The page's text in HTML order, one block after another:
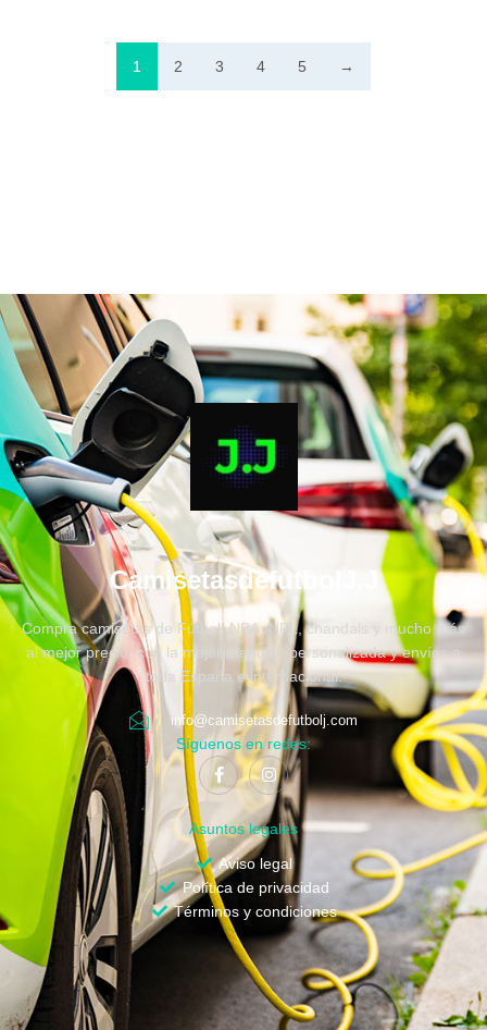
1 2 3 4 5 →
CamisetasdefutbolJ.J
Compra camisetas de Fútbol, NBA, NFL, chandals y mucho más
al mejor precio, con la mejor atención personalizada y envíos a
toda España e internacional.
info@camisetasdefutbolj.com
Síguenos en redes:
Asuntos legales
Aviso legal
Política de privacidad
Términos y condiciones